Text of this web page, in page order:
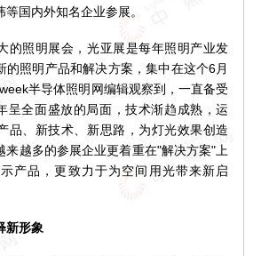
国内外知名企业参展。
照明展会，光亚展是每年照明产业发
的照明产品和解决方案，集中在这个6月
半导体照明网编辑观察到，一直备受
呈全面盛放的局面，技术渐趋成熟，运
品、新技术、新思路，为灯光效果创造
来越多的参展企业更着重在"解决方案"上
产品，更致力于为空间用光带来新启
新形象